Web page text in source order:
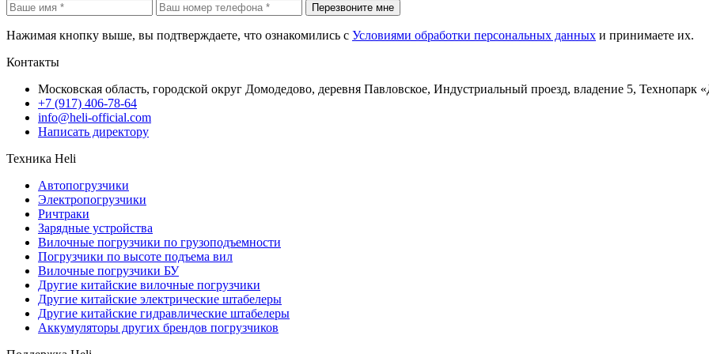
Перезвоните мне
Нажимая кнопку выше, вы подтверждаете, что ознакомились с Условиями обработки персональных данных и принимаете их.
Контакты
Московская область, городской округ Домодедово, деревня Павловское, Индустриальный проезд, владение 5, Технопарк
+7 (917) 406-78-64
info@heli-official.com
Написать директору
Техника Heli
Автопогрузчики
Электропогрузчики
Ричтраки
Зарядные устройства
Вилочные погрузчики по грузоподъемности
Погрузчики по высоте подъема вил
Вилочные погрузчики БУ
Другие китайские вилочные погрузчики
Другие китайские электрические штабелеры
Другие китайские гидравлические штабелеры
Аккумуляторы других брендов погрузчиков